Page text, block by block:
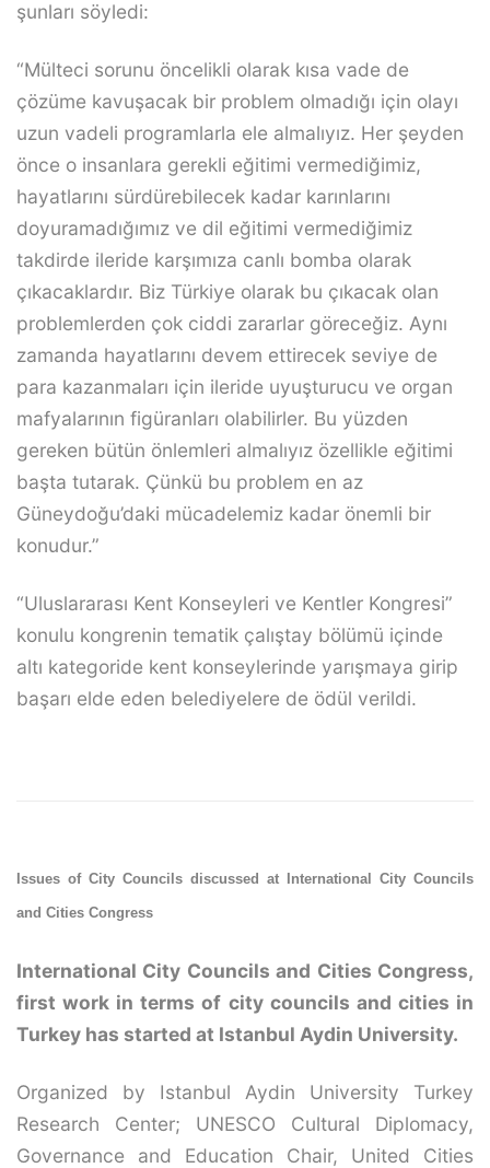
şunları söyledi:
“Mülteci sorunu öncelikli olarak kısa vade de
çözüme kavuşacak bir problem olmadığı için olayı
uzun vadeli programlarla ele almalıyız. Her şeyden
önce o insanlara gerekli eğitimi vermediğimiz,
hayatlarını sürdürebilecek kadar karınlarını
doyuramadığımız ve dil eğitimi vermediğimiz
takdirde ileride karşımıza canlı bomba olarak
çıkacaklardır. Biz Türkiye olarak bu çıkacak olan
problemlerden çok ciddi zararlar göreceğiz. Aynı
zamanda hayatlarını devem ettirecek seviye de
para kazanmaları için ileride uyuşturucu ve organ
mafyalarının figüranları olabilirler. Bu yüzden
gereken bütün önlemleri almalıyız özellikle eğitimi
başta tutarak. Çünkü bu problem en az
Güneydoğu’daki mücadelemiz kadar önemli bir
konudur.”
“Uluslararası Kent Konseyleri ve Kentler Kongresi”
konulu kongrenin tematik çalıştay bölümü içinde
altı kategoride kent konseylerinde yarışmaya girip
başarı elde eden belediyelere de ödül verildi.
Issues of City Councils discussed at International City Councils
and Cities Congress
International City Councils and Cities Congress,
first work in terms of city councils and cities in
Turkey has started at Istanbul Aydin University.
Organized by Istanbul Aydin University Turkey
Research Center; UNESCO Cultural Diplomacy,
Governance and Education Chair, United Cities